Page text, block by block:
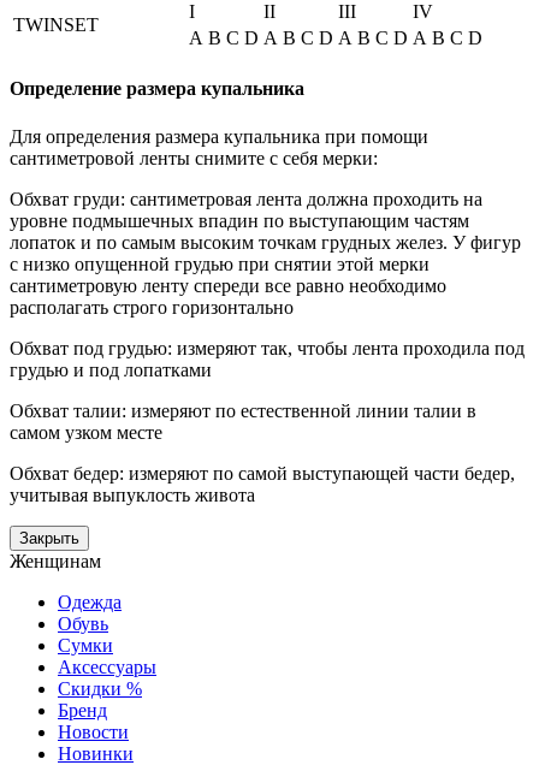
TWINSET
I II III
IV
A B C D A B C D A B C D A B C D
Определение размера купальника
Для определения размера купальника при помощи
сантиметровой ленты снимите с себя мерки:
Обхват груди: сантиметровая лента должна проходить на
уровне подмышечных впадин по выступающим частям
лопаток и по самым высоким точкам грудных желез. У фигур
с низко опущенной грудью при снятии этой мерки
сантиметровую ленту спереди все равно необходимо
располагать строго горизонтально
Обхват под грудью: измеряют так, чтобы лента проходила под
грудью и под лопатками
Обхват талии: измеряют по естественной линии талии в
самом узком месте
Обхват бедер: измеряют по самой выступающей части бедер,
учитывая выпуклость живота
Закрыть
Женщинам
Одежда
Обувь
Сумки
Аксессуары
Скидки %
Бренд
Новости
Новинки